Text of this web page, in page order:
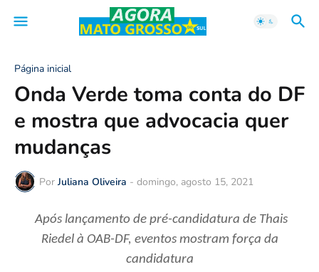
Página inicial
Onda Verde toma conta do DF
e mostra que advocacia quer
mudanças
Por Juliana Oliveira - domingo, agosto 15, 2021
Após lançamento de pré-candidatura de Thais
Riedel à OAB-DF, eventos mostram força da
candidatura